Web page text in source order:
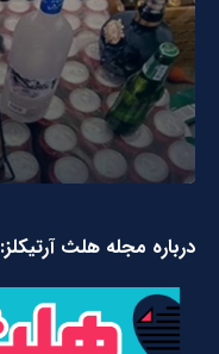
درباره مجله هلث آرتیکلز: